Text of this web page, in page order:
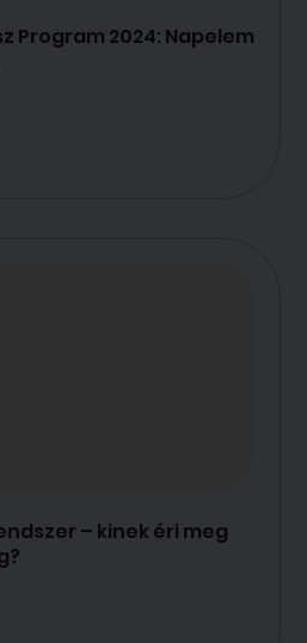
Program 2024: Napelem
– kinek éri meg